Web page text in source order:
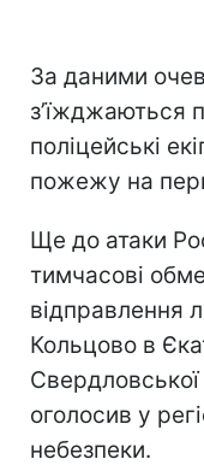
За даними
зʼїжджаються
поліцейські
пожежу на
Ще до атаки
тимчасові
відправлення
Кольцово в
оголосив у
небезпеки.